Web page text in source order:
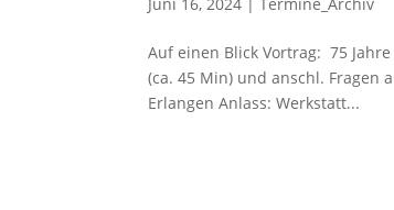
Auf einen Blick Vortrag: 75
(ca. 45 Min) und anschl. Fragen
Erlangen Anlass: Werkstatt...